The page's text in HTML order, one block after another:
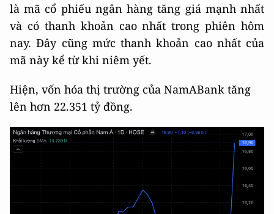
là mã cổ phiếu ngân hàng tăng giá mạnh nhất
và có thanh khoản cao nhất trong phiên hôm
nay. Đây cũng mức thanh khoản cao nhất của
mã này kể từ khi niêm yết.
Hiện, vốn hóa thị trường của NamABank tăng
lên hơn 22.351 tỷ đồng.